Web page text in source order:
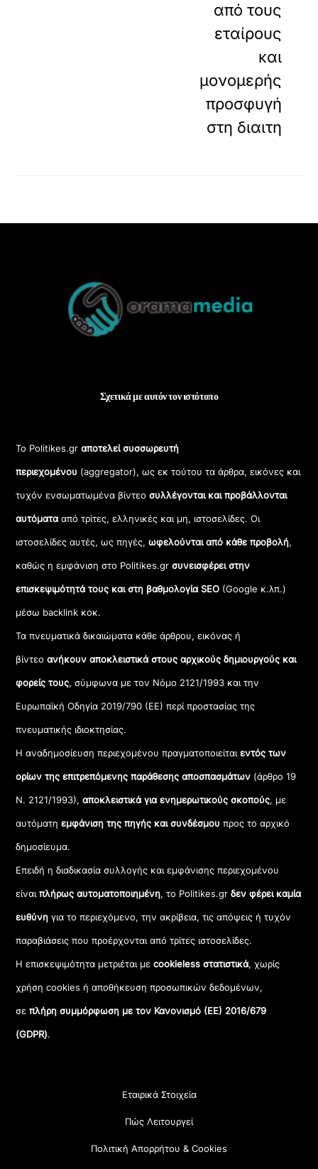
από τους
εταίρους
και
μονομερής
προσφυγή
στη διαιτη
Top
Σχετικά με αυτόν τον ιστότοπο
Το Politikes.grαποτελεί συσσωρευτή
περιεχομένου (aggregator), ως εκ τούτου τα άρθρα, εικόνες και
τυχόν ενσωματωμένα βίντεοσυλλέγονται και προβάλλονται
αυτόματααπό τρίτες, ελληνικές και μη, ιστοσελίδες. Οι
ιστοσελίδες αυτές, ως πηγές,ωφελούνται από κάθε προβολή,
καθώς η εμφάνιση στο Politikes.gr συνεισφέρει στην
επισκεψιμότητά τους και στη βαθμολογία SEO (Google κ.λπ.)
μέσω backlink κοκ.
Τα πνευματικά δικαιώματα κάθε άρθρου, εικόνας ή
βίντεοανήκουν αποκλειστικά στους αρχικούς δημιουργούς και
φορείς τους, σύμφωνα με τον Νόμο 2121/1993 και την
Ευρωπαϊκή Οδηγία 2019/790 (ΕΕ) περί προστασίας της
πνευματικής ιδιοκτησίας.
Η αναδημοσίευση περιεχομένου πραγματοποιείταιεντός των
ορίων της επιτρεπόμενης παράθεσης αποσπασμάτων (άρθρο 19
Ν. 2121/1993), αποκλειστικά για ενημερωτικούς σκοπούς, με
αυτόματηεμφάνιση της πηγής και συνδέσμου προς το αρχικό
δημοσίευμα.
Επειδή η διαδικασία συλλογής και εμφάνισης περιεχομένου
είναιπλήρως αυτοματοποιημένη, το Politikes.grδεν φέρει καμία
ευθύνη για το περιεχόμενο, την ακρίβεια, τις απόψεις ή τυχόν
παραβιάσεις που προέρχονται από τρίτες ιστοσελίδες.
Η επισκεψιμότητα μετριέται μεcookieless στατιστικά, χωρίς
χρήση cookies ή αποθήκευση προσωπικών δεδομένων,
σεπλήρη συμμόρφωση με τον Κανονισμό (ΕΕ) 2016/679
(GDPR).
Εταιρικά Στοιχεία
Πώς Λειτουργεί
Πολιτική Απορρήτου & Cookies